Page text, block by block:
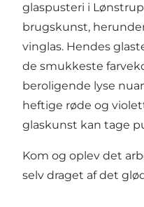
glaspusteri i
brugskunst,
vinglas. Hendes
de smukkeste
beroligende lyse
heftige røde og
glaskunst kan tage
Kom og oplev det
selv draget af det